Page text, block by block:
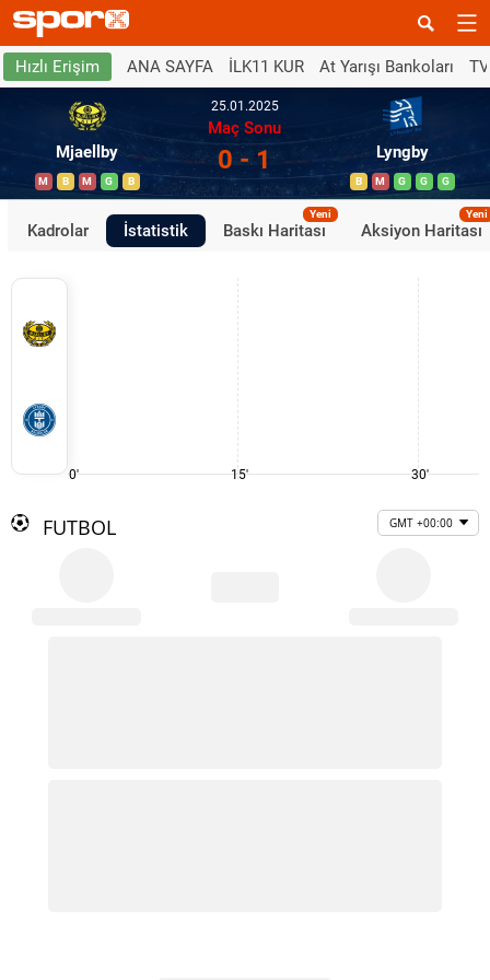
Hızlı Erişim ANA SAYFA İLK11 KUR At Yarışı Bankoları
Mjaellby
M B M G B
25.01.2025
Maç Sonu
0 - 1 Lyngby
B M G G G
Kadrolar İstatistik Baskı Haritası
Yeni
Aksiyon Haritası
Yeni
0' 15' 30'
FUTBOL GMT +00:00